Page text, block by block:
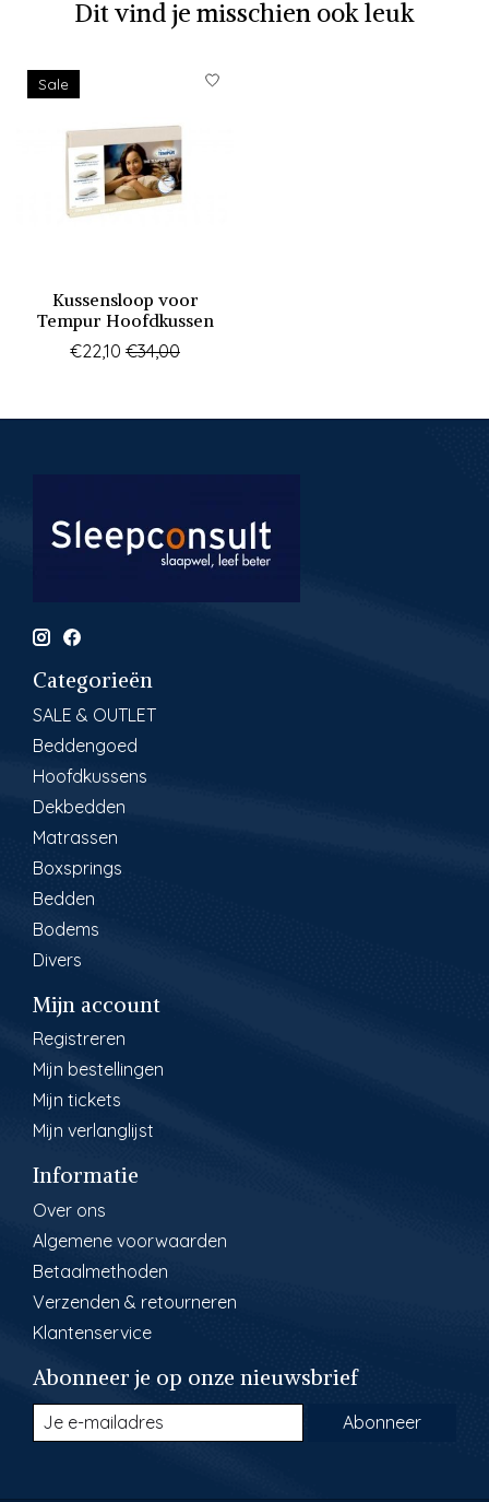
Dit vind je misschien ook leuk
Items van productcarrousel
Sale
Kussensloop voor
Tempur Hoofdkussen
€22,10 €34,00
Categorieën
SALE & OUTLET
Beddengoed
Hoofdkussens
Dekbedden
Matrassen
Boxsprings
Bedden
Bodems
Divers
Mijn account
Registreren
Mijn bestellingen
Mijn tickets
Mijn verlanglijst
Informatie
Over ons
Algemene voorwaarden
Betaalmethoden
Verzenden & retourneren
Klantenservice
Abonneer je op onze nieuwsbrief
Abonneer